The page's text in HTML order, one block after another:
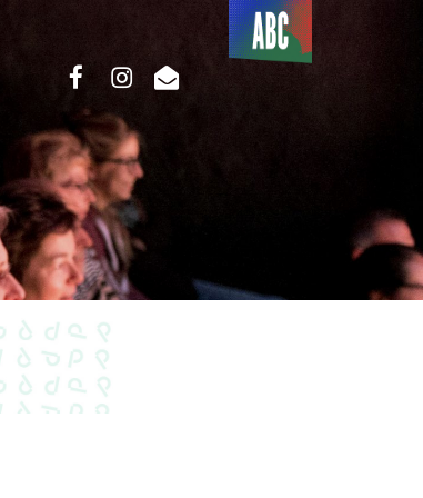
Du côté
de l’ABC
facebookinstagram
email